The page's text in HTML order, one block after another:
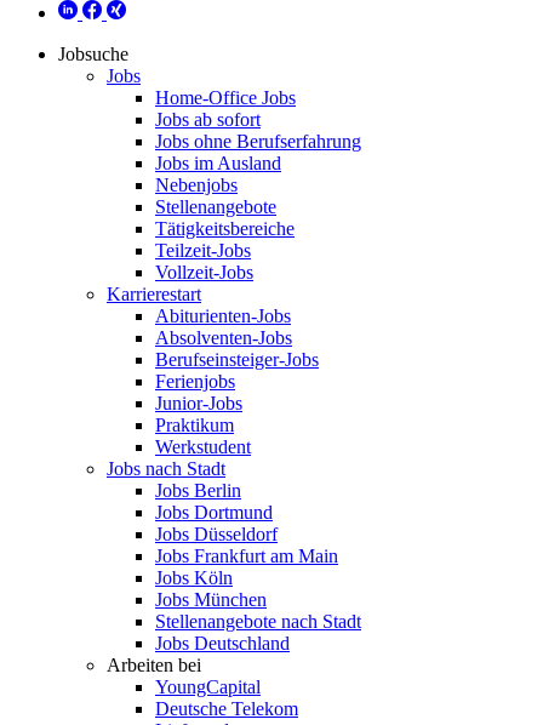
Jobsuche
Jobs
Home-Office Jobs
Jobs ab sofort
Jobs ohne Berufserfahrung
Jobs im Ausland
Nebenjobs
Stellenangebote
Tätigkeitsbereiche
Teilzeit-Jobs
Vollzeit-Jobs
Karrierestart
Abiturienten-Jobs
Absolventen-Jobs
Berufseinsteiger-Jobs
Ferienjobs
Junior-Jobs
Praktikum
Werkstudent
Jobs nach Stadt
Jobs Berlin
Jobs Dortmund
Jobs Düsseldorf
Jobs Frankfurt am Main
Jobs Köln
Jobs München
Stellenangebote nach Stadt
Jobs Deutschland
Arbeiten bei
YoungCapital
Deutsche Telekom